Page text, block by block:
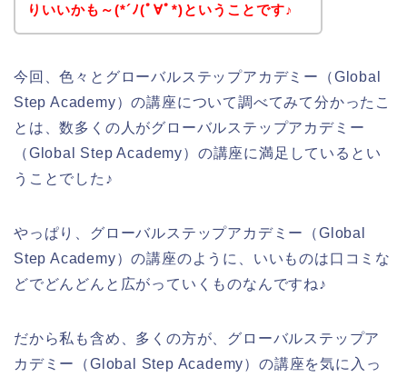
りいいかも～(*´ﾉ(ﾟ∀ﾟ*)ということです♪
今回、色々とグローバルステップアカデミー（Global
Step Academy）の講座について調べてみて分かったこ
とは、数多くの人がグローバルステップアカデミー
（Global Step Academy）の講座に満足しているとい
うことでした♪
やっぱり、グローバルステップアカデミー（Global
Step Academy）の講座のように、いいものは口コミな
どでどんどんと広がっていくものなんですね♪
だから私も含め、多くの方が、グローバルステップア
カデミー（Global Step Academy）の講座を気に入っ